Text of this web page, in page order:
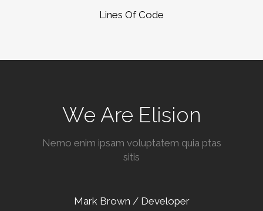
Lines Of Code
We Are Elision
Nemo enim ipsam voluptatem quia ptas
sitis
Mark Brown / Developer